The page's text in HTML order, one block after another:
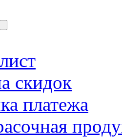
скидок
платежа